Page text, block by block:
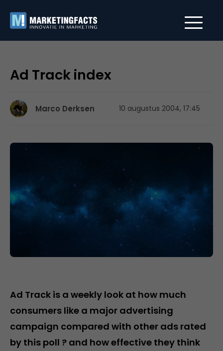
Ad Track index
Marco Derksen 10 augustus 2004, 17:45
Ad Track is a weekly look at how much
consumers like a major advertising
campaign compared with other ads rated
by this poll ? and how effective they think